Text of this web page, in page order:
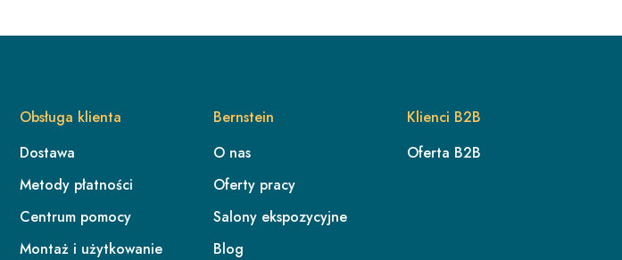
Bernstein
O nas
Oferty pracy
Salony ekspozycyjne
Blog
Obsługa klienta
Dostawa
Metody płatności
Centrum pomocy
Montaż i użytkowanie
Klienci B2B
Oferta B2B